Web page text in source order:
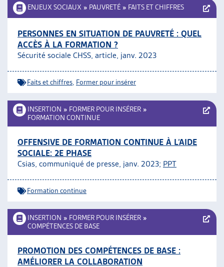
ENJEUX SOCIAUX » PAUVRETÉ » FAITS ET CHIFFRES
PERSONNES EN SITUATION DE PAUVRETÉ : QUEL
ACCÈS À LA FORMATION ?
Sécurité sociale CHSS, article, janv. 2023
Faits et chiffres Former pour insérer
INSERTION » FORMER POUR INSÉRER »
FORMATION CONTINUE
OFFENSIVE DE FORMATION CONTINUE À L’AIDE
SOCIALE: 2E PHASE
Csias, communiqué de presse, janv. 2023; PPT
Formation continue
INSERTION » FORMER POUR INSÉRER »
COMPÉTENCES DE BASE
PROMOTION DES COMPÉTENCES DE BASE :
AMÉLIORER LA COLLABORATION